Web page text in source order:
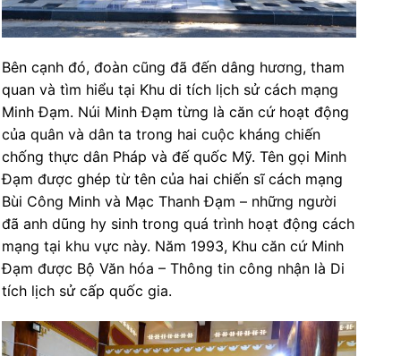
Bên cạnh đó, đoàn cũng đã đến dâng hương, tham
quan và tìm hiểu tại Khu di tích lịch sử cách mạng
Minh Đạm. Núi Minh Đạm từng là căn cứ hoạt động
của quân và dân ta trong hai cuộc kháng chiến
chống thực dân Pháp và đế quốc Mỹ. Tên gọi Minh
Đạm được ghép từ tên của hai chiến sĩ cách mạng
Bùi Công Minh và Mạc Thanh Đạm – những người
đã anh dũng hy sinh trong quá trình hoạt động cách
mạng tại khu vực này. Năm 1993, Khu căn cứ Minh
Đạm được Bộ Văn hóa – Thông tin công nhận là Di
tích lịch sử cấp quốc gia.